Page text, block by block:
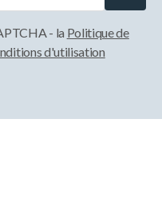
- la Politique de
d'utilisation